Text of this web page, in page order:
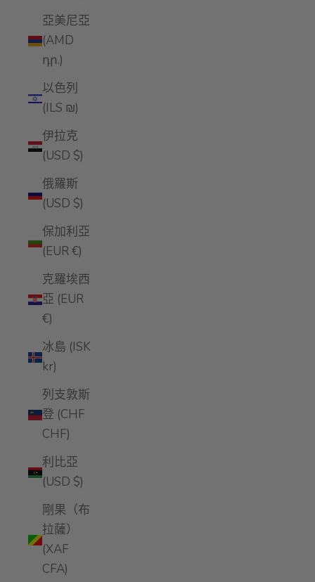
亞美尼亞
(AMD
դր.)
以色列
(ILS ₪)
伊拉克
(USD $)
俄羅斯
(USD $)
保加利亞
(EUR €)
克羅埃西
亞 (EUR
€)
冰島 (ISK
kr)
列支敦斯
登 (CHF
CHF)
利比亞
(USD $)
剛果（布
拉薩）
(XAF
CFA)